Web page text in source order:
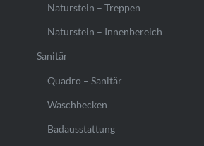
Naturstein – Treppen
Naturstein – Innenbereich
Sanitär
Quadro – Sanitär
Waschbecken
Badausstattung